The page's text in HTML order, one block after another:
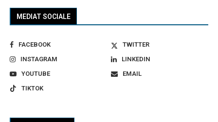
MEDIAT SOCIALE
FACEBOOK
TWITTER
INSTAGRAM
LINKEDIN
YOUTUBE
EMAIL
TIKTOK